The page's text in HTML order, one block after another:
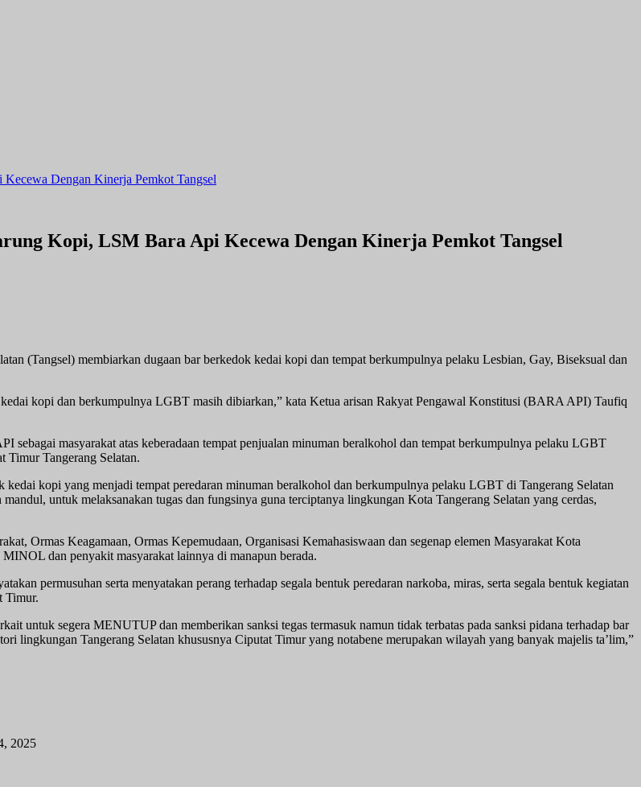
Dengan Kinerja Pemkot Tangsel
Kopi, LSM Bara Api Kecewa Dengan Kinerja Pemkot Tangsel
(Tangsel) membiarkan dugaan bar berkedok kedai kopi dan tempat berkumpulnya pelaku Lesbian, Gay, Biseksual dan
kopi dan berkumpulnya LGBT masih dibiarkan,” kata Ketua arisan Rakyat Pengawal Konstitusi (BARA API) Taufiq
sebagai masyarakat atas keberadaan tempat penjualan minuman beralkohol dan tempat berkumpulnya pelaku LGBT
Timur Tangerang Selatan.
kopi yang menjadi tempat peredaran minuman beralkohol dan berkumpulnya pelaku LGBT di Tangerang Selatan
untuk melaksanakan tugas dan fungsinya guna terciptanya lingkungan Kota Tangerang Selatan yang cerdas,
Ormas Keagamaan, Ormas Kepemudaan, Organisasi Kemahasiswaan dan segenap elemen Masyarakat Kota
dan penyakit masyarakat lainnya di manapun berada.
permusuhan serta menyatakan perang terhadap segala bentuk peredaran narkoba, miras, serta segala bentuk kegiatan
Timur.
untuk segera MENUTUP dan memberikan sanksi tegas termasuk namun tidak terbatas pada sanksi pidana terhadap bar
lingkungan Tangerang Selatan khususnya Ciputat Timur yang notabene merupakan wilayah yang banyak majelis ta’lim,”
2025